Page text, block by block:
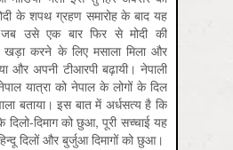
के शपथ ग्रहण समारोह के बाद यह
जब उसे एक बार फिर से मोदी की
खड़ा करने के लिए मसाला मिला और
अपनी टीआरपी बढ़ायी। नेपाली
यात्रा को नेपाल के लोगों के दिल
बताया। इस बात में अर्धसत्य है कि
दिलो-दिमाग को छुआ, पूरी सच्चाई यह
दिलों और बुर्जुआ दिमागों को छुआ।